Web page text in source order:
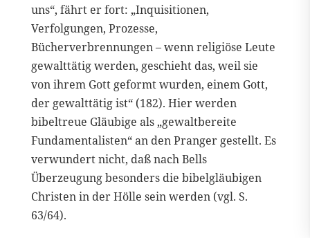
uns“, fährt er fort: „Inquisitionen,
Verfolgungen, Prozesse,
Bücherverbrennungen – wenn religiöse Leute
gewalttätig werden, geschieht das, weil sie
von ihrem Gott geformt wurden, einem Gott,
der gewalttätig ist“ (182). Hier werden
bibeltreue Gläubige als „gewaltbereite
Fundamentalisten“ an den Pranger gestellt. Es
verwundert nicht, daß nach Bells
Überzeugung besonders die bibelgläubigen
Christen in der Hölle sein werden (vgl. S.
63/64).